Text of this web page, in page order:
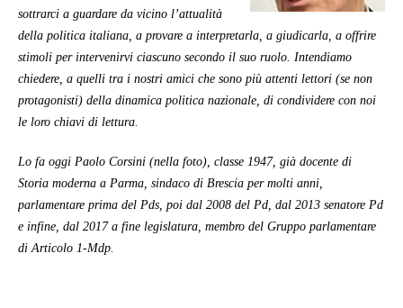
sottrarci a guardare da vicino l’attualità
della politica italiana, a provare a interpretarla, a giudicarla, a offrire
stimoli per intervenirvi ciascuno secondo il suo ruolo. Intendiamo
chiedere, a quelli tra i nostri amici che sono più attenti lettori (se non
protagonisti) della dinamica politica nazionale, di condividere con noi
le loro chiavi di lettura.
Lo fa oggi Paolo Corsini (nella foto), classe 1947, già docente di
Storia moderna a Parma, sindaco di Brescia per molti anni,
parlamentare prima del Pds, poi dal 2008 del Pd, dal 2013 senatore Pd
e infine, dal 2017 a fine legislatura, membro del Gruppo parlamentare
di Articolo 1-Mdp.